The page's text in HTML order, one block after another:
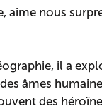
aime nous
il a
âmes
des